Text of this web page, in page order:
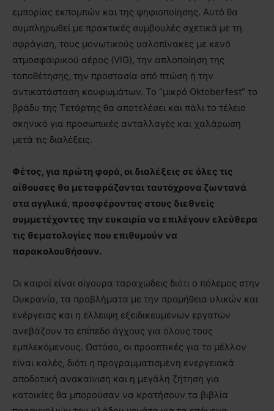
εμπορίας εκπομπών και της ψηφιοποίησης. Αυτό θα
συμπληρωθεί με πρακτικές συμβουλές σχετικά με τη
σφράγιση, τους μονωτικούς υαλοπίνακες με κενό
ατμοσφαιρικού αέρος (VIG), την απλοποίηση της
τοποθέτησης, την προστασία από πτώση ή την
αντικατάσταση κουφωμάτων. Το “μικρό Oktoberfest” το
βράδυ της Τετάρτης θα αποτελέσει και πάλι το τέλειο
σκηνικό για προσωπικές ανταλλαγές και χαλάρωση
μετά τις διαλέξεις.
Φέτος, για πρώτη φορά, οι διαλέξεις σε όλες τις
αίθουσες θα μεταφράζονται ταυτόχρονα ζωντανά
στα αγγλικά, προσφέροντας στους διεθνείς
συμμετέχοντες την ευκαιρία να επιλέγουν ελεύθερα
τις θεματολογίες που επιθυμούν να
παρακολουθήσουν.
Οι καιροί είναι σίγουρα ταραχώδεις διότι ο πόλεμος στην
Ουκρανία, τα προβλήματα με την προμήθεια υλικών και
ενέργειας και η έλλειψη εξειδικευμένων εργατών
ανεβάζουν το επίπεδο άγχους για όλους τους
εμπλεκόμενους. Ωστόσο, οι προοπτικές για το μέλλον
είναι καλές, διότι η προγραμματισμένη ενεργειακά
αποδοτική ανακαίνιση και η μεγάλη ζήτηση για
κατοικίες θα μπορούσαν να κρατήσουν τα βιβλία